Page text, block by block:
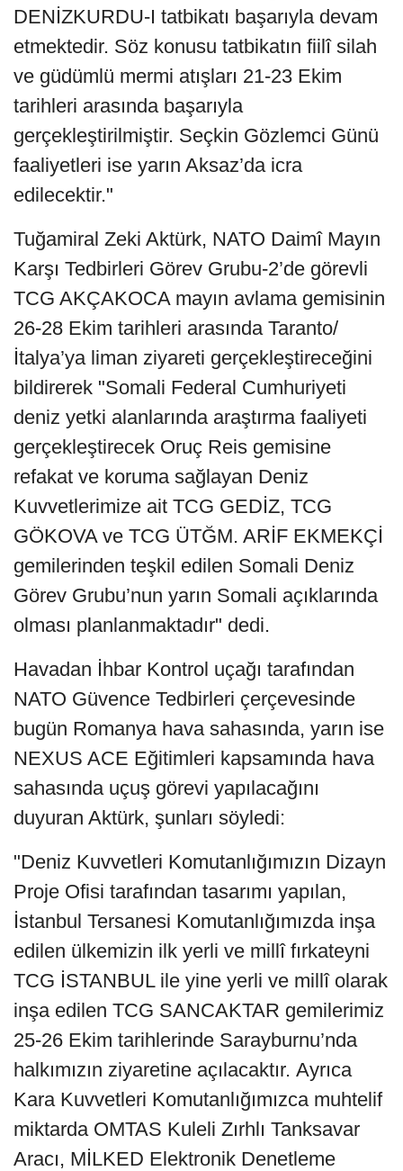
DENİZKURDU-I tatbikatı başarıyla devam
etmektedir. Söz konusu tatbikatın fiilî silah
ve güdümlü mermi atışları 21-23 Ekim
tarihleri arasında başarıyla
gerçekleştirilmiştir. Seçkin Gözlemci Günü
faaliyetleri ise yarın Aksaz’da icra
edilecektir."
Tuğamiral Zeki Aktürk, NATO Daimî Mayın
Karşı Tedbirleri Görev Grubu-2’de görevli
TCG AKÇAKOCA mayın avlama gemisinin
26-28 Ekim tarihleri arasında Taranto/
İtalya’ya liman ziyareti gerçekleştireceğini
bildirerek "Somali Federal Cumhuriyeti
deniz yetki alanlarında araştırma faaliyeti
gerçekleştirecek Oruç Reis gemisine
refakat ve koruma sağlayan Deniz
Kuvvetlerimize ait TCG GEDİZ, TCG
GÖKOVA ve TCG ÜTĞM. ARİF EKMEKÇİ
gemilerinden teşkil edilen Somali Deniz
Görev Grubu’nun yarın Somali açıklarında
olması planlanmaktadır" dedi.
Havadan İhbar Kontrol uçağı tarafından
NATO Güvence Tedbirleri çerçevesinde
bugün Romanya hava sahasında, yarın ise
NEXUS ACE Eğitimleri kapsamında hava
sahasında uçuş görevi yapılacağını
duyuran Aktürk, şunları söyledi:
"Deniz Kuvvetleri Komutanlığımızın Dizayn
Proje Ofisi tarafından tasarımı yapılan,
İstanbul Tersanesi Komutanlığımızda inşa
edilen ülkemizin ilk yerli ve millî fırkateyni
TCG İSTANBUL ile yine yerli ve millî olarak
inşa edilen TCG SANCAKTAR gemilerimiz
25-26 Ekim tarihlerinde Sarayburnu’nda
halkımızın ziyaretine açılacaktır. Ayrıca
Kara Kuvvetleri Komutanlığımızca muhtelif
miktarda OMTAS Kuleli Zırhlı Tanksavar
Aracı, MİLKED Elektronik Denetleme